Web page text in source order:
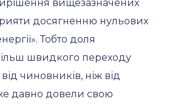
вищезазначених
досягненню нульових
Тобто доля
швидкого переходу
чиновників, ніж від
давно довели свою